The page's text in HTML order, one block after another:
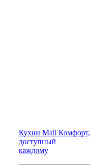
Кухни Mall Комфорт,
доступный
каждому